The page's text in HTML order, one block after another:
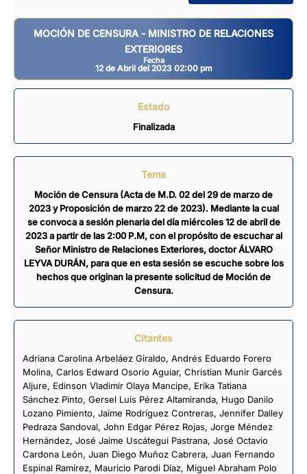
MOCIÓN DE CENSURA - MINISTRO DE RELACIONES
EXTERIORES
Fecha
12 de Abril del 2023 02:00 pm
Estado
Finalizada
Tema
Moción de Censura (Acta de M.D. 02 del 29 de marzo de
2023 y Proposición de marzo 22 de 2023). Mediante la cual
se convoca a sesión plenaria del día miércoles 12 de abril de
2023 a partir de las 2:00 P.M, con el propósito de escuchar al
Señor Ministro de Relaciones Exteriores, doctor ÁLVARO
LEYVA DURÁN, para que en esta sesión se escuche sobre los
hechos que originan la presente solicitud de Moción de
Censura.
Citantes
Adriana Carolina Arbeláez Giraldo, Andrés Eduardo Forero
Molina, Carlos Edward Osorio Aguiar, Christian Munir Garcés
Aljure, Edinson Vladimir Olaya Mancipe, Erika Tatiana
Sánchez Pinto, Gersel Luis Pérez Altamiranda, Hugo Danilo
Lozano Pimiento, Jaime Rodríguez Contreras, Jennifer Dalley
Pedraza Sandoval, John Edgar Pérez Rojas, Jorge Méndez
Hernández, José Jaime Uscátegui Pastrana, José Octavio
Cardona León, Juan Diego Muñoz Cabrera, Juan Fernando
Espinal Ramírez, Mauricio Parodi Díaz, Miguel Abraham Polo